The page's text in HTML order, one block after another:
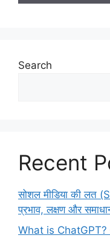
Search
Recent
सोशल मीडिया की लत
प्रभाव, लक्षण और
What is ChatGPT?